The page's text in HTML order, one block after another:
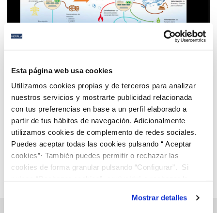
Esta página web usa cookies
Utilizamos cookies propias y de terceros para analizar
nuestros servicios y mostrarte publicidad relacionada
con tus preferencias en base a un perfil elaborado a
partir de tus hábitos de navegación. Adicionalmente
utilizamos cookies de complemento de redes sociales.
Puedes aceptar todas las cookies pulsando “ Aceptar
cookies”· También puedes permitir o rechazar las
cookies de forma granular pulsando “Configurar”. Si
son indispensables para que el sitio web funcione y que
Mostrar detalles
Hidralia participa en la jornada “Alianzas y
poner en valor su modelo de biofactoría
Página 49 de 112
Anterior Siguiente